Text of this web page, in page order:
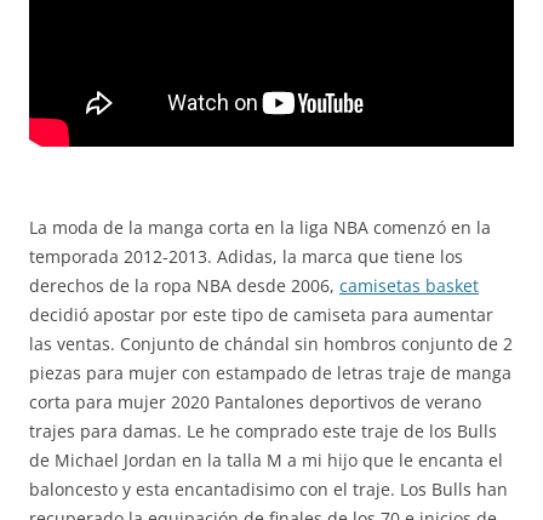
La moda de la manga corta en la liga NBA comenzó en la
temporada 2012-2013. Adidas, la marca que tiene los
derechos de la ropa NBA desde 2006, camisetas basket
decidió apostar por este tipo de camiseta para aumentar
las ventas. Conjunto de chándal sin hombros conjunto de 2
piezas para mujer con estampado de letras traje de manga
corta para mujer 2020 Pantalones deportivos de verano
trajes para damas. Le he comprado este traje de los Bulls
de Michael Jordan en la talla M a mi hijo que le encanta el
baloncesto y esta encantadisimo con el traje. Los Bulls han